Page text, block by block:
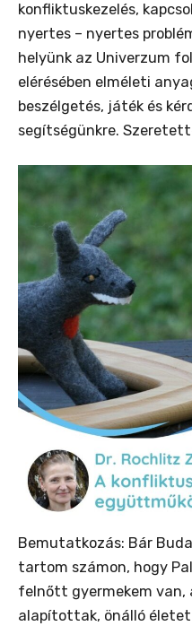
konfliktuskezelés,
nyertes – nyertes
helyünk az Univerzum
elérésében elméleti
beszélgetés, játék és
segítségünkre.
Bemutatkozás: Bár
tartom számon, hogy
felnőtt gyermekem van,
alapítottak, önálló